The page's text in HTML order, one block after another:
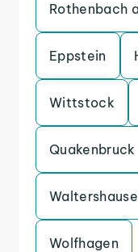
Rothenbach
Eppstein
Wittstock
Quakenbruck
Wolfhagen